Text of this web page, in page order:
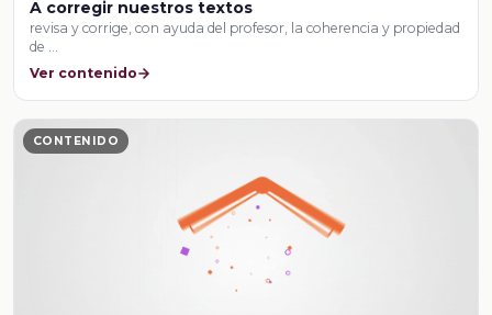
A corregir nuestros textos
revisa y corrige, con ayuda del profesor, la coherencia y propiedad
de …
Ver contenido
CONTENIDO